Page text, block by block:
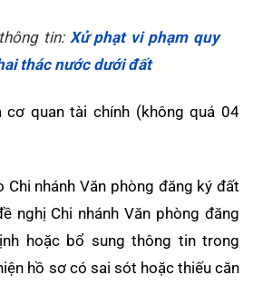
tin: Xử phạt vi phạm quy
thác nước dưới đất
cơ quan tài chính (không quá 04
Chi nhánh Văn phòng đăng ký đất
nghị Chi nhánh Văn phòng đăng
hoặc bổ sung thông tin trong
hồ sơ có sai sót hoặc thiếu căn